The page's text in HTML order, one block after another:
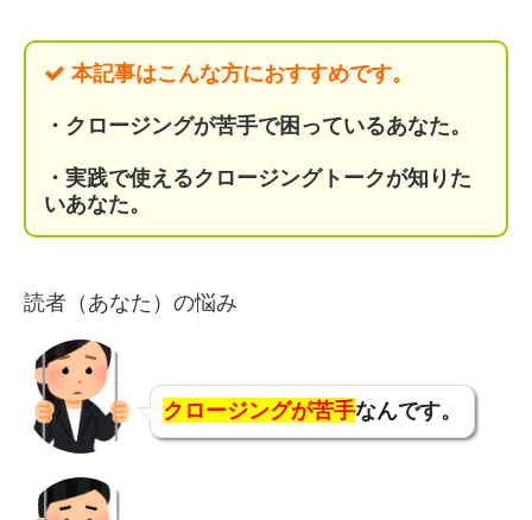
本記事はこんな方におすすめです。
・クロージングが苦手で困っているあなた。
・実践で使えるクロージングトークが知りた
いあなた。
読者（あなた）の悩み
クロージングが苦手なんです。